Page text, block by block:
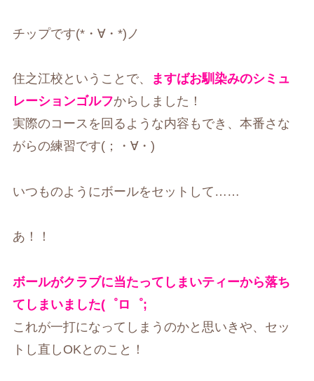
チップです(*・∀・*)ノ
住之江校ということで、
ますばお馴染みのシミュ
レーションゴルフからしました！
実際のコースを回るような内容もでき、本番さな
がらの練習です(；・∀・)
いつものようにボールをセットして……
あ！！
ボールがクラブに当たってしまいティーから落ち
てしまいました(゜ロ゜;
これが一打になってしまうのかと思いきや、セッ
トし直しOKとのこと！